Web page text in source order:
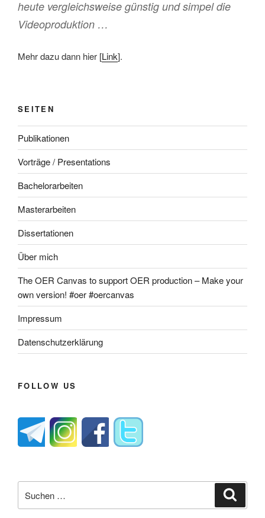
heute vergleichsweise günstig und simpel die
Videoproduktion …
Mehr dazu dann hier [Link].
SEITEN
Publikationen
Vorträge / Presentations
Bachelorarbeiten
Masterarbeiten
Dissertationen
Über mich
The OER Canvas to support OER production – Make your
own version! #oer #oercanvas
Impressum
Datenschutzerklärung
FOLLOW US
nach: